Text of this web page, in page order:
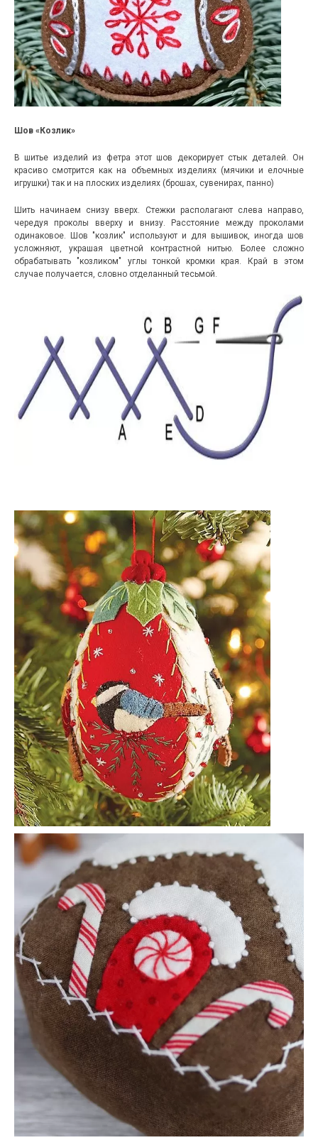
Шов «Козлик»
В шитье изделий из фетра этот шов декорирует стык деталей. Он
красиво смотрится как на объемных изделиях (мячики и елочные
игрушки) так и на плоских изделиях (брошах, сувенирах, панно)
Шить начинаем снизу вверх. Стежки располагают слева направо,
чередуя проколы вверху и внизу. Расстояние между проколами
одинаковое. Шов "козлик" используют и для вышивок, иногда шов
усложняют, украшая цветной контрастной нитью. Более сложно
обрабатывать "козликом" углы тонкой кромки края. Край в этом
случае получается, словно отделанный тесьмой.